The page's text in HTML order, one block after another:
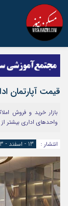
اینستاگرام
سروش
آپارات
نام کاربری یا نشانی ایمیل
رمز عبور
قیمت آپارتمان
بازار خرید و فروش
واحدهای اداری بیشتر
انتشار : 13 - اسفند - 1403 - 13:44